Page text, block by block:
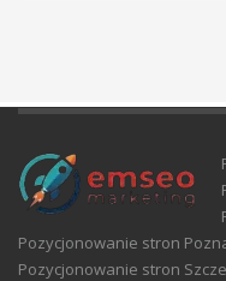
Pozycjonowanie stron
Pozycjonowanie stron